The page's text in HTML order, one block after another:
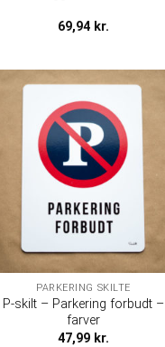
69,94 kr.
PARKERING SKILTE
P-skilt – Parkering forbudt –
farver
47,99 kr.